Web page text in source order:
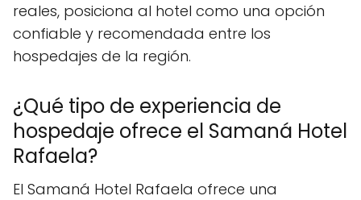
reales, posiciona al hotel como una opción
confiable y recomendada entre los
hospedajes de la región.
¿Qué tipo de experiencia de
hospedaje ofrece el Samaná Hotel
Rafaela?
El Samaná Hotel Rafaela ofrece una